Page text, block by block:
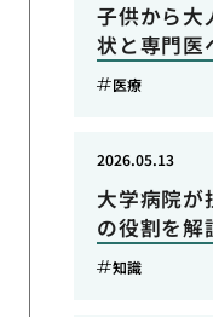
子供から大
状と専門医
医療
大学病院が
の役割を解
2026.05.13
知識